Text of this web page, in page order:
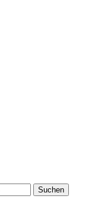
Suchen